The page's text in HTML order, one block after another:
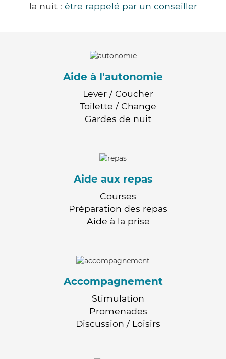
la nuit : être rappelé par un conseiller
Aide à l'autonomie
Lever / Coucher
Toilette / Change
Gardes de nuit
Aide aux repas
Courses
Préparation des repas
Aide à la prise
Accompagnement
Stimulation
Promenades
Discussion / Loisirs